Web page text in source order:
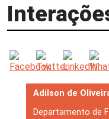
Adilson de
Departamento de